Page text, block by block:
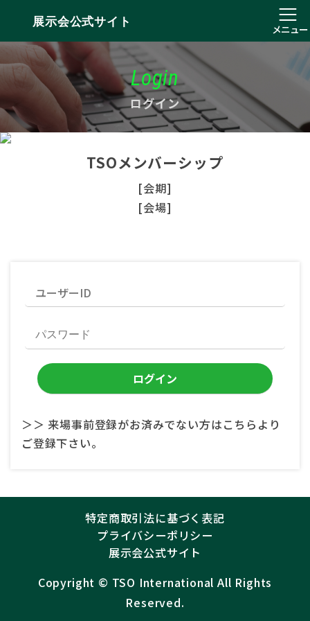
展示会公式サイト
メニュー
Login
ログイン
TSOメンバーシップ
[会期]
[会場]
＞＞ 来場事前登録がお済みでない方はこちらより
ご登録下さい。
特定商取引法に基づく表記
プライバシーポリシー
展示会公式サイト
Copyright ©︎ TSO International All Rights
Reserved.